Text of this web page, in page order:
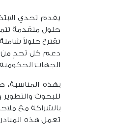
يقدم تحدي
حلول متقدمة
تقترح حلولاً
دعم كل تحدٍ من
الجهات
بهذه المناسبة،
للبحوث والتطوير
بالشراكة مع
تعمل هذه